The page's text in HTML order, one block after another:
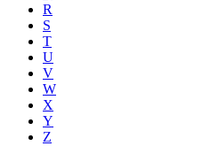
R
S
T
U
V
W
X
Y
Z